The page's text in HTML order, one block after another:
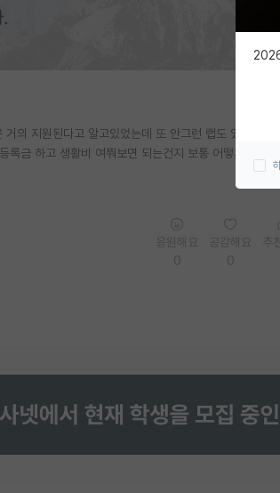
거의 지원된다고 알고있었는데 또 안그런 랩도 있다고
록금 하고 생활비 여쭤보면 되는건지 보통 어떻게 하셨